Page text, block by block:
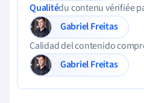
Qualitédu contenu vérifiée
Gabriel Freitas
Calidad del contenido
Gabriel Freitas